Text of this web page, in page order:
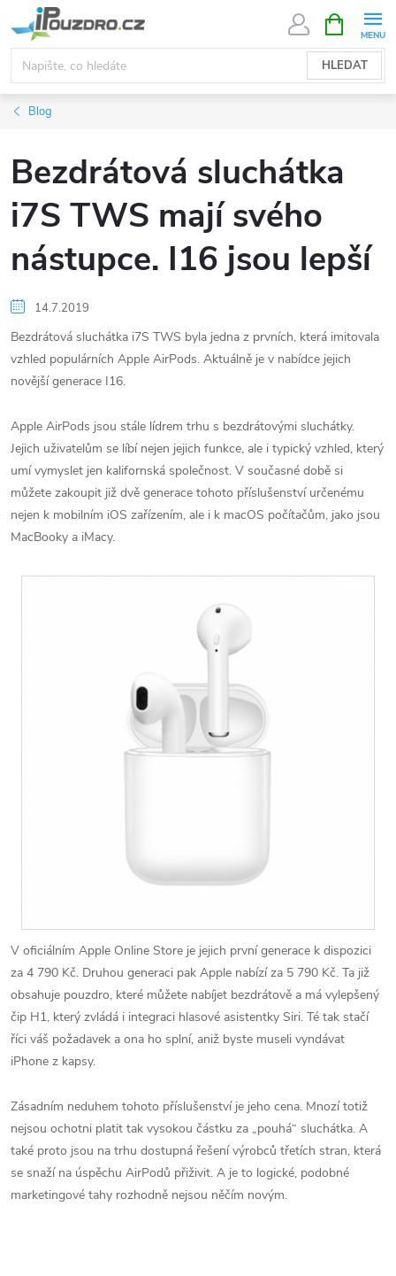
na
obsah
HLEDAT
NÁKUPNÍ
KOŠÍK
Blog
Bezdrátová sluchátka
i7S TWS mají svého
nástupce. I16 jsou lepší
14.7.2019
Bezdrátová sluchátka i7S TWS byla jedna z prvních, která imitovala
vzhled populárních Apple AirPods. Aktuálně je v nabídce jejich
novější generace I16.
Apple AirPods jsou stále lídrem trhu s bezdrátovými sluchátky.
Jejich uživatelům se líbí nejen jejich funkce, ale i typický vzhled, který
umí vymyslet jen kalifornská společnost. V současné době si
můžete zakoupit již dvě generace tohoto příslušenství určenému
nejen k mobilním iOS zařízením, ale i k macOS počítačům, jako jsou
MacBooky a iMacy.
V oficiálním Apple Online Store je jejich první generace k dispozici
za 4 790 Kč. Druhou generaci pak Apple nabízí za 5 790 Kč. Ta již
obsahuje pouzdro, které můžete nabíjet bezdrátově a má vylepšený
čip H1, který zvládá i integraci hlasové asistentky Siri. Té tak stačí
říci váš požadavek a ona ho splní, aniž byste museli vyndávat
iPhone z kapsy.
Zásadním neduhem tohoto příslušenství je jeho cena. Mnozí totiž
nejsou ochotni platit tak vysokou částku za „pouhá“ sluchátka. A
také proto jsou na trhu dostupná řešení výrobců třetích stran, která
se snaží na úspěchu AirPodů přiživit. A je to logické, podobné
marketingové tahy rozhodně nejsou něčím novým.